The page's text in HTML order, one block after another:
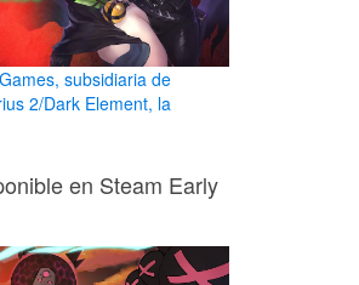
subsidiaria de
2/Dark Element, la
en Steam Early